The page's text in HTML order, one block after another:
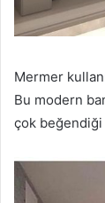
Mermer
Bu modern
çok